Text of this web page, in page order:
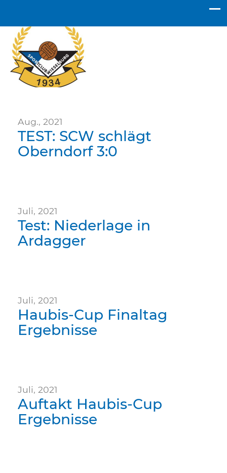
Aug., 2021
TEST: SCW schlägt
Oberndorf 3:0
Juli, 2021
Test: Niederlage in
Ardagger
Juli, 2021
Haubis-Cup Finaltag
Ergebnisse
Juli, 2021
Auftakt Haubis-Cup
Ergebnisse